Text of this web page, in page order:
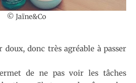
© Jaïne&Co
doux, donc très agréable à passer
de ne pas voir les tâches